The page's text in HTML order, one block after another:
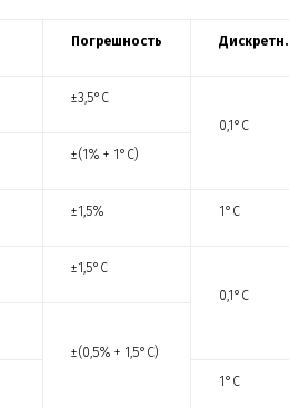
Погрешность Дискретн.
±3,5°С
0,1°С
±(1% + 1°С)
±1,5% 1°С
±1,5°С
0,1°С
±(0,5% + 1,5°С)
1°С